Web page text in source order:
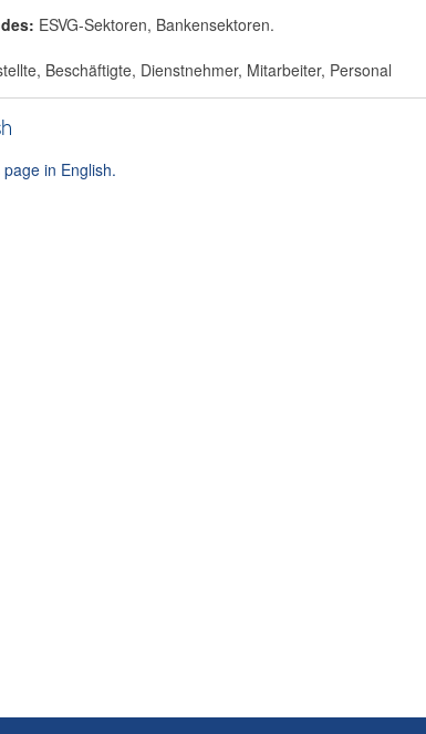
ESVG-Sektoren, Bankensektoren.
Beschäftigte, Dienstnehmer, Mitarbeiter, Personal
in English.